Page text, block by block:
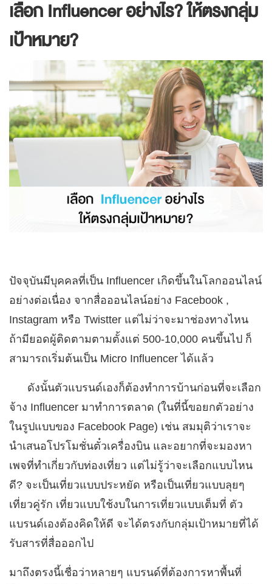
เลือก Influencer อย่างไร? ให้ตรงกลุ่ม
เป้าหมาย?
ปัจจุบันมีบุคคลที่เป็น Influencer เกิดขึ้นในโลกออนไลน์
อย่างต่อเนื่อง จากสื่อออนไลน์อย่าง Facebook ,
Instagram หรือ Twistter แต่ไม่ว่าจะมาช่องทางไหน
ถ้ามียอดผู้ติดตามตามตั้งแต่ 500-10,000 คนขึ้นไป ก็
สามารถเริ่มต้นเป็น Micro Influencer ได้แล้ว
ดังนั้นตัวแบรนด์เองก็ต้องทำการบ้านก่อนที่จะเลือก
จ้าง Influencer มาทำการตลาด (ในที่นี้ขอยกตัวอย่าง
ในรูปแบบของ Facebook Page) เช่น สมมุติว่าเราจะ
นำเสนอโปรโมชั่นตั๋วเครื่องบิน และอยากที่จะมองหา
เพจที่ทำเกี่ยวกับท่องเที่ยว แต่ไม่รู้ว่าจะเลือกแบบไหน
ดี? จะเป็นเที่ยวแบบประหยัด หรือเป็นเที่ยวแบบลุยๆ
เที่ยวคู่รัก เที่ยวแบบใช้งบในการเที่ยวแบบเต็มที่ ตัว
แบรนด์เองต้องคิดให้ดี จะได้ตรงกับกลุ่มเป้าหมายที่ได้
รับสารที่สื่อออกไป
มาถึงตรงนี้เชื่อว่าหลายๆ แบรนด์ที่ต้องการหาพื้นที่